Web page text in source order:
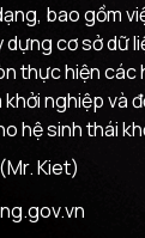
bao gồm
dựng cơ sở
thực hiện
nghiệp
hệ sinh thái
Kiet)